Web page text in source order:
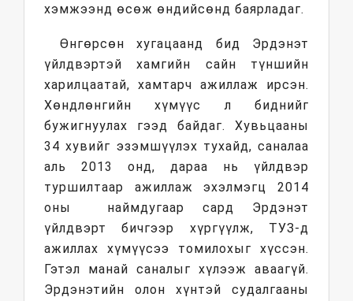
хэмжээнд өсөж өндийсөнд баярладаг.
Өнгөрсөн хугацаанд бид Эрдэнэт
үйлдвэртэй хамгийн сайн түншийн
харилцаатай, хамтарч ажиллаж ирсэн.
Хөндлөнгийн хүмүүс л биднийг
бужигнуулах гээд байдаг. Хувьцааны
34 хувийг эзэмшүүлэх тухайд, саналаа
аль 2013 онд, дараа нь үйлдвэр
туршилтаар ажиллаж эхэлмэгц 2014
оны наймдугаар сард Эрдэнэт
үйлдвэрт бичгээр хүргүүлж, ТУЗ-д
ажиллах хүмүүсээ томилохыг хүссэн.
Гэтэл манай саналыг хүлээж аваагүй.
Эрдэнэтийн олон хүнтэй судалгааны